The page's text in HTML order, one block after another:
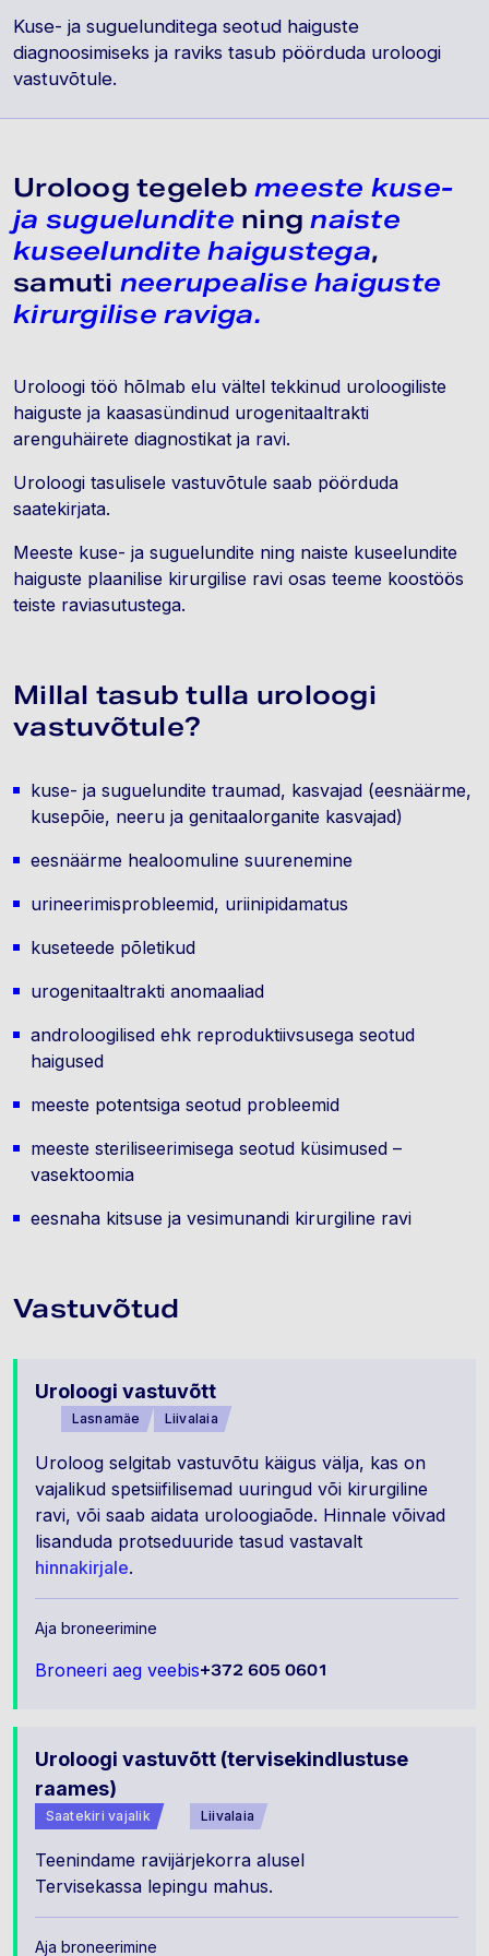
Kuse- ja suguelunditega seotud haiguste
diagnoosimiseks ja raviks tasub pöörduda uroloogi
vastuvõtule.
Uroloog tegeleb meeste kuse-
ja suguelundite ningnaiste
kuseelundite haigustega,
samuti neerupealise haiguste
kirurgilise raviga.
Uroloogi töö hõlmab elu vältel tekkinud uroloogiliste
haiguste ja kaasasündinud urogenitaaltrakti
arenguhäirete diagnostikat ja ravi.
Uroloogi tasulisele vastuvõtule saab pöörduda
saatekirjata.
Meeste kuse- ja suguelundite ning naiste kuseelundite
haiguste plaanilise kirurgilise ravi osas teeme koostöös
teiste raviasutustega.
Millal tasub tulla uroloogi
vastuvõtule?
kuse- ja suguelundite traumad, kasvajad (eesnäärme,
kusepõie, neeru ja genitaalorganite kasvajad)
eesnäärme healoomuline suurenemine
urineerimisprobleemid, uriinipidamatus
kuseteede põletikud
urogenitaaltrakti anomaaliad
androloogilised ehk reproduktiivsusega seotud
haigused
meeste potentsiga seotud probleemid
meeste steriliseerimisega seotud küsimused –
vasektoomia
eesnaha kitsuse ja vesimunandi kirurgiline ravi
Vastuvõtud
Uroloogi vastuvõtt
Lasnamäe Liivalaia
Uroloog selgitab vastuvõtu käigus välja, kas on
vajalikud spetsiifilisemad uuringud või kirurgiline
ravi, või saab aidata uroloogiaõde. Hinnale võivad
lisanduda protseduuride tasud vastavalt
hinnakirjale.
Aja broneerimine
Broneeri aeg veebis+372 605 0601
Uroloogi vastuvõtt (tervisekindlustuse
raames)
Saatekiri vajalik Liivalaia
Teenindame ravijärjekorra alusel
Tervisekassa lepingu mahus.
Aja broneerimine